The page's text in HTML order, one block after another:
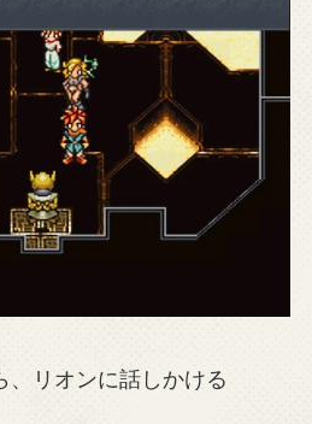
、リオンに話しかける